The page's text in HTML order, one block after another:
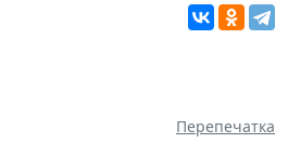
Перепечатка